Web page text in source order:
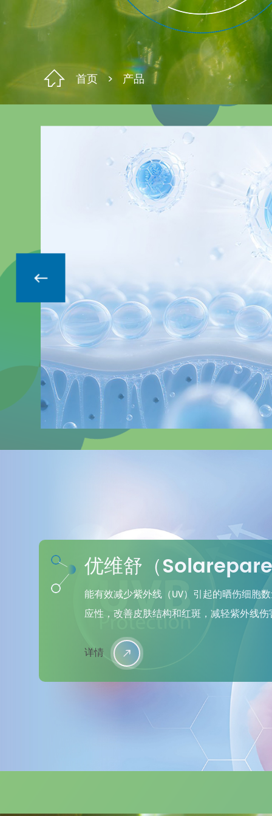
首页 产品
生
优维舒（
能有效减少紫外线（UV）引起的晒伤细胞
应性，改善皮肤结构和红斑，减轻紫外线伤
详情